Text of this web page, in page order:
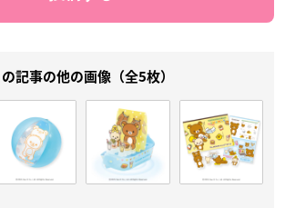
の記事の他の画像（全5枚）